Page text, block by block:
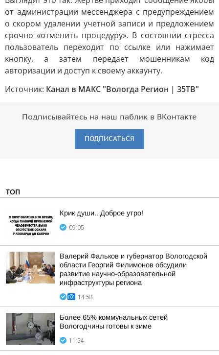
от администрации мессенджера с предупреждением
о скором удалении учетной записи и предложением
срочно «отменить процедуру». В состоянии стресса
пользователь переходит по ссылке или нажимает
кнопку, а затем передает мошенникам код
авторизации и доступ к своему аккаунту.
Источник: Канал в МАКС "Вологда Регион | 35ТВ"
Подписывайтесь на наш паблик в ВКонтакте
ПОДПИСАТЬСЯ
ТОП
Крик души.. Доброе утро!
09:05
Валерий Фальков и губернатор Вологодской
области Георгий Филимонов обсудили
развитие научно-образовательной
инфраструктуры региона
14:58
Более 65% коммунальных сетей
Вологодчины готовы к зиме
11:54